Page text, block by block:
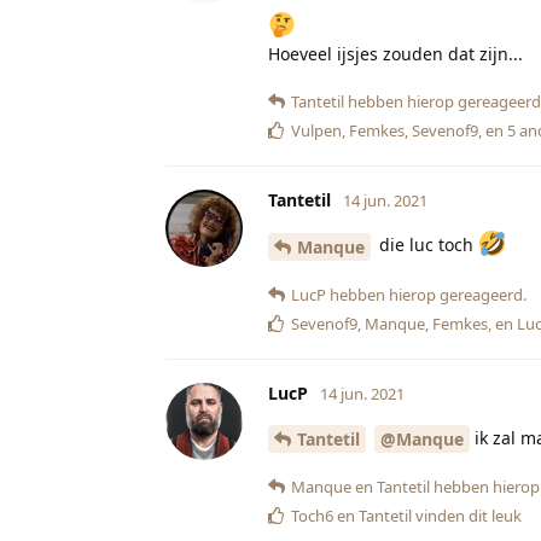
Hoeveel ijsjes zouden dat zijn...
Tantetil hebben hierop
Vulpen, Femkes,Sevenof9, en 5
Tantetil 14 jun. 2021
Manque die luc toch
LucP hebben hierop gereageerd.
Sevenof9 Manque Femkes , en
LucP 14 jun. 2021
Tantetil @Manque ik zal
Manqueen Tantetil hebben
Toch6en Tantetilvinden dit leuk